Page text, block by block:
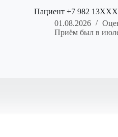
Пациент +7 982
01.08.2026
Приём был в